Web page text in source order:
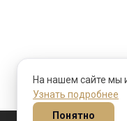
На нашем сайте мы
Узнать подробнее
Понятно